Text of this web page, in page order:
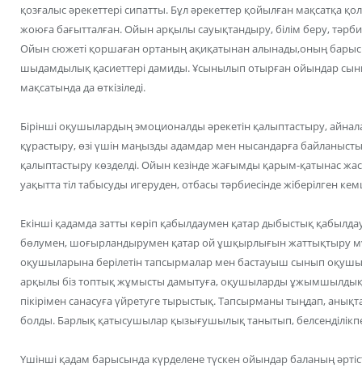
қозғалыс әрекеттері сипатты. Бұл әрекеттер қойылған мақсатқа
жоюға бағытталған. Ойын арқылы сауықтандыру, білім беру,
Ойын сюжеті қоршаған ортаның ақиқатынан алынады,оның
шыдамдылық қасиеттері дамиды. Ұсынылып отырған ойындар
мақсатында да өткізіледі.
Бірінші оқушылардың эмоционалды әрекетін қалыптастыру,
құрастыру, өзі үшін маңызды адамдар мен нысандарға
қалыптастыру көзделді. Ойын кезінде жағымды қарым-қатынас
уақытта тіл табысуды игеруден, отбасы тәрбиесінде жіберілген
Екінші қадамда затты көріп қабылдаумен қатар дыбыстық қабылдау
бөлумен, шоғырландырумен қатар ой ұшқырлығын жаттықтыру
оқушыларына берілетін тапсырмалар мен бастауыш сынып
арқылы біз топтық жұмысты дамытуға, оқушыларды
пікірімен санасуға үйретуге тырыстық. Тапсырманы тыңдап,
болды. Барлық қатысушылар қызығушылық танытып,
Үшінші қадам барысында күрделене түскен ойындар баланың